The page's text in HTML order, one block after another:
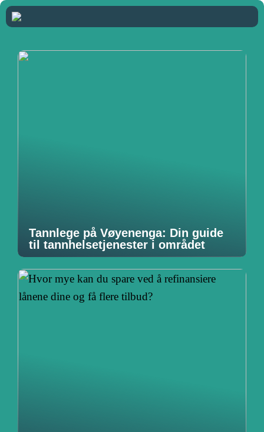
Tannlege på Vøyenenga: Din guide
til tannhelsetjenester i området